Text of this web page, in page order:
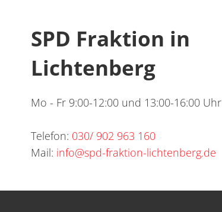
SPD Fraktion in
Lichtenberg
Mo - Fr 9:00-12:00 und 13:00-16:00 Uhr
Telefon: 030/ 902 963 160
Mail: info@spd-fraktion-lichtenberg.de